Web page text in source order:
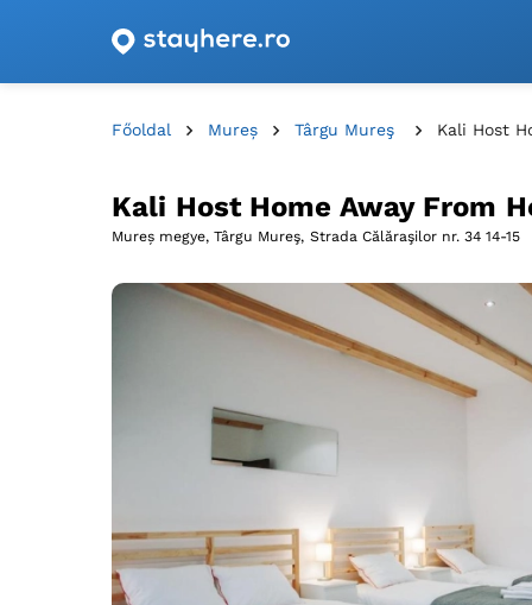
Főoldal Mureș Târgu Mureş Kali Host
Kali Host Home Away From
Mureș megye, Târgu Mureş, Strada Călăraşilor nr. 34 14-15